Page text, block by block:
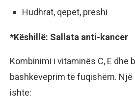
Hudhrat, qepet, preshi
*Këshillë: Sallata anti-kancer
Kombinimi i vitaminës C, E dhe
bashkëveprim të fuqishëm. Një
ishte: